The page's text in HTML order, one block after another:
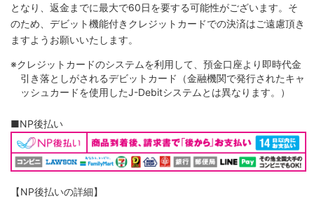
となり、返金までに最大で60日を要する可能性がございます。そ
のため、デビット機能付きクレジットカードでの決済はご遠慮頂き
ますようお願いいたします。
※クレジットカードのシステムを利用して、預金口座より即時代金
引き落としがされるデビットカード（金融機関で発行されたキャ
ッシュカードを使用したJ-Debitシステムとは異なります。）
■NP後払い
【NP後払いの詳細】